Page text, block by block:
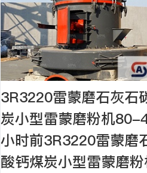
3R3220雷蒙磨石灰石
炭小型雷蒙磨粉机80-
小时前3R3220雷蒙磨
酸钙煤炭小型雷蒙磨